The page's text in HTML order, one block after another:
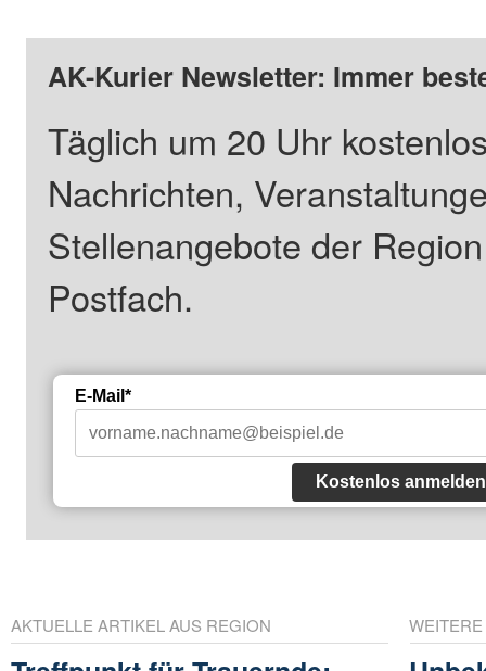
AK-Kurier Newsletter: Immer
Täglich um 20 Uhr
Nachrichten,
Stellenangebote der
Postfach.
E-Mail*
Kostenlos anmelden
AKTUELLE ARTIKEL AUS REGION